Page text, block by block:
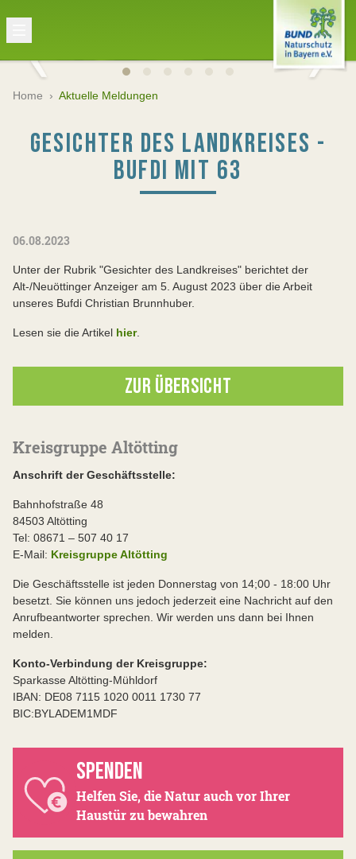
Home › Aktuelle Meldungen
GESICHTER DES LANDKREISES -
BUFDI MIT 63
06.08.2023
Unter der Rubrik "Gesichter des Landkreises" berichtet der
Alt-/Neuöttinger Anzeiger am 5. August 2023 über die Arbeit
unseres Bufdi Christian Brunnhuber.
Lesen sie die Artikel hier.
ZUR ÜBERSICHT
Kreisgruppe Altötting
Anschrift der Geschäftsstelle:
Bahnhofstraße 48
84503 Altötting
Tel: 08671 – 507 40 17
E-Mail: Kreisgruppe Altötting
Die Geschäftsstelle ist jeden Donnerstag von 14;00 - 18:00 Uhr
besetzt. Sie können uns jedoch jederzeit eine Nachricht auf den
Anrufbeantworter sprechen. Wir werden uns dann bei Ihnen
melden.
Konto-Verbindung der Kreisgruppe:
Sparkasse Altötting-Mühldorf
IBAN: DE08 7115 1020 0011 1730 77
BIC:BYLADEM1MDF
SPENDEN
Helfen Sie, die Natur auch vor Ihrer
Haustür zu bewahren